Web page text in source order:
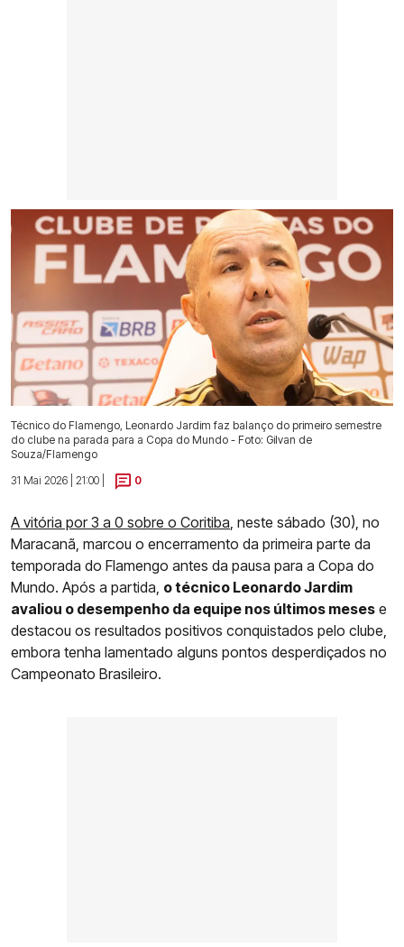
Técnico do Flamengo, Leonardo Jardim faz balanço do primeiro semestre
do clube na parada para a Copa do Mundo - Foto: Gilvan de
Souza/Flamengo
31 Mai 2026 | 21:00 |
0
A vitória por 3 a 0 sobre o Coritiba , neste sábado (30), no
Maracanã, marcou o encerramento da primeira parte da
temporada do Flamengo antes da pausa para a Copa do
Mundo. Após a partida, o técnico Leonardo Jardim
avaliou o desempenho da equipe nos últimos meses e
destacou os resultados positivos conquistados pelo clube,
embora tenha lamentado alguns pontos desperdiçados no
Campeonato Brasileiro.